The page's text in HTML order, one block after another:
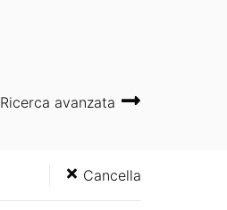
Ricerca avanzata
Cancella